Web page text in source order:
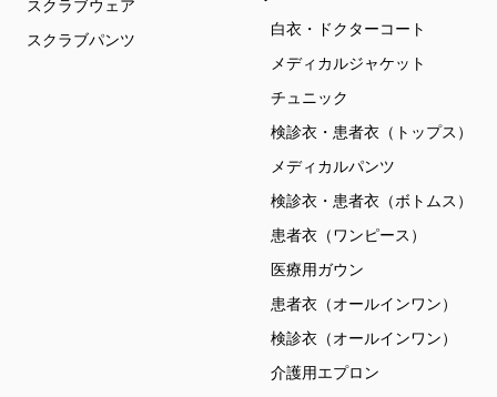
スクラブウェア
スクラブパンツ
白衣・ドクターコート
メディカルジャケット
チュニック
検診衣・患者衣（トップス）
メディカルパンツ
検診衣・患者衣（ボトムス）
患者衣（ワンピース）
医療用ガウン
患者衣（オールインワン）
検診衣（オールインワン）
介護用エプロン